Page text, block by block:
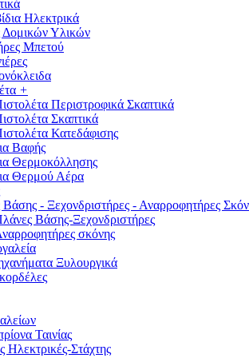
Ηλεκτρικά
Δομικών Υλικών
Μπετού
+
Περιστροφικά Σκαπτικά
Σκαπτικά
Κατεδάφισης
Βαφής
Θερμοκόλλησης
Θερμού Αέρα
- Ξεχονδριστήρες - Αναρροφητήρες
Βάσης-Ξεχονδριστήρες
σκόνης
Ξυλουργικά
Ταινίας
Ηλεκτρικές-Στάχτης